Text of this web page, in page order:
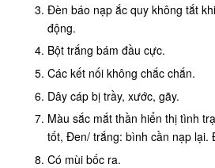
Đèn báo nạp ắc quy không tắt
động.
Bột trắng bám đầu cực.
Các kết nối không chắc chắn.
Dây cáp bị trầy, xước, gãy.
Màu sắc mắt thần hiển thị tình
tốt, Đen/ trắng: bình cần nạp lại.
Có mùi bốc ra.